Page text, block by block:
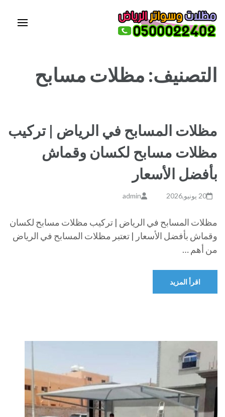
إلى
المحتوى
الرياض | سواتر الرياض | حداد
الرياض 0500022402
التصنيف: مظلات مسابح
مظلات المسابح في الرياض | تركيب
مظلات مسابح لكسان وقماش
بأفضل الأسعار
20 يونيو,2026 admin
مظلات المسابح في الرياض | تركيب مظلات مسابح لكسان
وقماش بأفضل الأسعار | تعتبر مظلات المسابح في الرياض
من أهم …
اقرأ المزيد